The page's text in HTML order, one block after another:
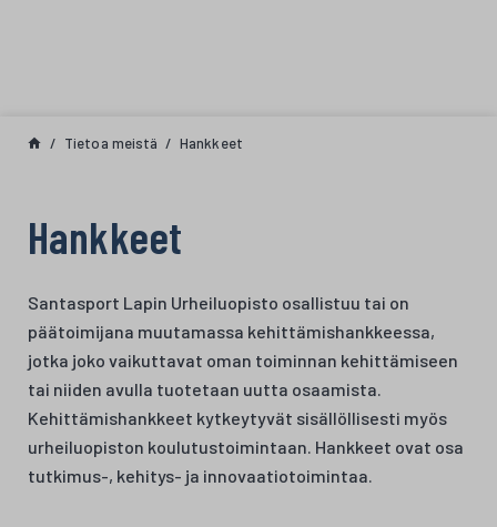
Tietoa meistä Hankkeet
Hankkeet
Santasport Lapin Urheiluopisto osallistuu tai on
päätoimijana muutamassa kehittämishankkeessa,
jotka joko vaikuttavat oman toiminnan kehittämiseen
tai niiden avulla tuotetaan uutta osaamista.
Kehittämishankkeet kytkeytyvät sisällöllisesti myös
urheiluopiston koulutustoimintaan. Hankkeet ovat osa
tutkimus-, kehitys- ja innovaatiotoimintaa.